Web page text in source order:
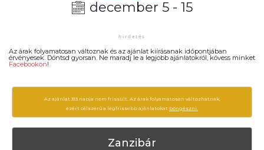
december 5 - 15
Az árak folyamatosan változnak és az ajánlat kiírásanak időpontjában
érvényesek. Döntsd gyorsan. Ne maradj le a legjobb ajánlatokról, kövess minket
Facebookon!
Az ajánlat 313 napja nem frissült. Az árak folyamatosan változhatnak,
ezért célszerű a legfrissebb ajánlatokat böngészni.
Zanzibár